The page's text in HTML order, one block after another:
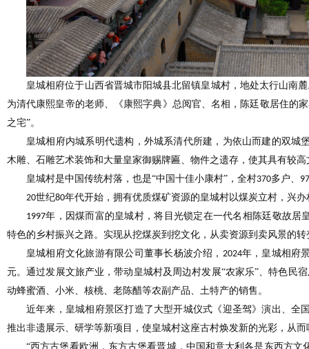
皇城相府位于山西省晋城市阳城县北留镇皇城村，地处太行山南
为清代康熙皇帝的老师、《康熙字典》总阅官、名相，陈廷敬居住的
之宅”。
皇城相府内城系明代遗构，外城系清代所建，为依山而建的双城
木雕、石雕艺术装饰和大量皇家御赐牌匾、物件之遗存，使其具有较高
皇城村是中国传统村落，也是“中国十佳小康村”，全村370多户、
20世纪80年代开始，拥有优质煤矿资源的皇城村以煤炭立村，兴
1997年，因煤而富的皇城村，将目光锁定在一代名相陈廷敬故居
特色的乡村振兴之路。实现从挖煤炭到挖文化，从卖资源到卖风景的转
皇城相府文化旅游有限公司董事长杨波介绍， 2024年，皇城相府
元。通过发展文旅产业，带动皇城村及周边村发展“农家乐”、特色民
动蜂蜜酒、小米、核桃、老陈醋等农副产品、土特产的销售。
近年来，皇城相府景区打造了大型开城仪式《迎圣驾》演出、全
推出非遗展示、研学等新项目，使皇城村这座古村焕发新的光彩，从
“西方古堡看欧洲，东方古堡看晋城，中国和意大利各是东西方